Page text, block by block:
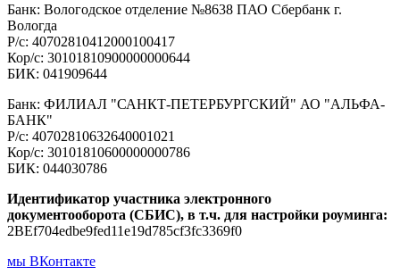
Банк: Вологодское отделение №8638 ПАО Сбербанк г.
Вологда
Р/с: 40702810412000100417
Кор/с: 30101810900000000644
БИК: 041909644
Банк: ФИЛИАЛ "САНКТ-ПЕТЕРБУРГСКИЙ" АО "АЛЬФА-
БАНК"
Р/с: 40702810632640001021
Кор/с: 30101810600000000786
БИК: 044030786
Идентификатор участника электронного
документооборота (СБИС), в т.ч. для настройки роуминга:
2BEf704edbe9fed11e19d785cf3fc3369f0
мы ВКонтакте